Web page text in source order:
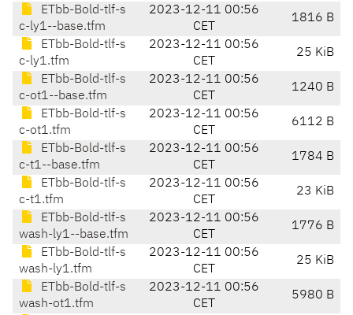
ETbb-Bold-tlf-s
c-ly1--base.tfm
2023-12-11 00:56
CET
1816 B
ETbb-Bold-tlf-s
c-ly1.tfm
2023-12-11 00:56
CET
25 KiB
ETbb-Bold-tlf-s
c-ot1--base.tfm
2023-12-11 00:56
CET
1240 B
ETbb-Bold-tlf-s
c-ot1.tfm
2023-12-11 00:56
CET
6112 B
ETbb-Bold-tlf-s
c-t1--base.tfm
2023-12-11 00:56
CET
1784 B
ETbb-Bold-tlf-s
c-t1.tfm
2023-12-11 00:56
CET
23 KiB
ETbb-Bold-tlf-s
wash-ly1--base.tfm
2023-12-11 00:56
CET
1776 B
ETbb-Bold-tlf-s
wash-ly1.tfm
2023-12-11 00:56
CET
25 KiB
ETbb-Bold-tlf-s
wash-ot1.tfm
2023-12-11 00:56
CET
5980 B